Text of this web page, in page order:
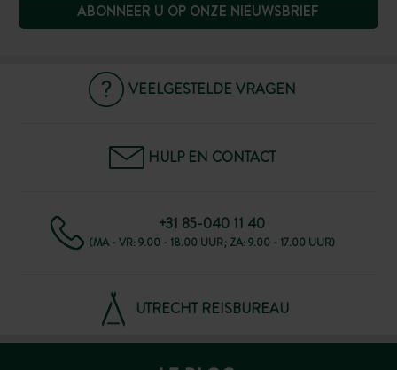
ABONNEER U OP ONZE NIEUWSBRIEF
VEELGESTELDE VRAGEN
HULP EN CONTACT
+31 85-040 11 40
(MA - VR: 9.00 - 18.00 UUR; ZA: 9.00 - 17.00 UUR)
UTRECHT REISBUREAU